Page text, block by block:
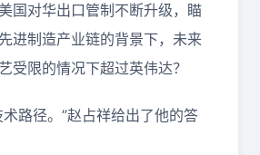
对华出口管制不断升级，瞄
进制造产业链的背景下，未来
受限的情况下超过英伟达？
路径。”赵占祥给出了他的答